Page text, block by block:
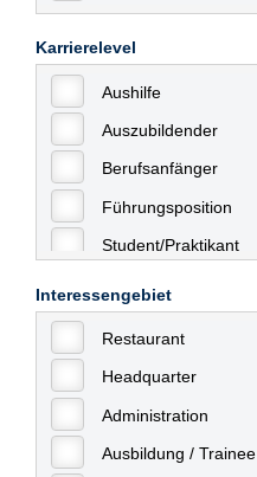
Celle
Chemnitz
Dessau
Dresden
Düsseldorf
Erfurt
Essen
Frankfurt
Frankfurt am Main
Freiburg
Fulda
Karrierelevel
Aushilfe
Auszubildender
Berufsanfänger
Führungsposition
Student/Praktikant
Interessengebiet
Restaurant
Headquarter
Administration
Ausbildung / Trainee